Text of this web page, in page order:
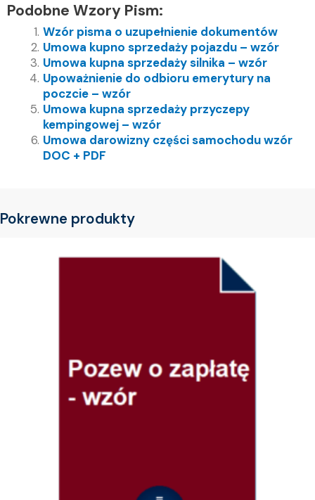
Podobne Wzory Pism:
Wzór pisma o uzupełnienie dokumentów
Umowa kupno sprzedaży pojazdu – wzór
Umowa kupna sprzedaży silnika – wzór
Upoważnienie do odbioru emerytury na
poczcie – wzór
Umowa kupna sprzedaży przyczepy
kempingowej – wzór
Umowa darowizny części samochodu wzór
DOC + PDF
Pokrewne produkty